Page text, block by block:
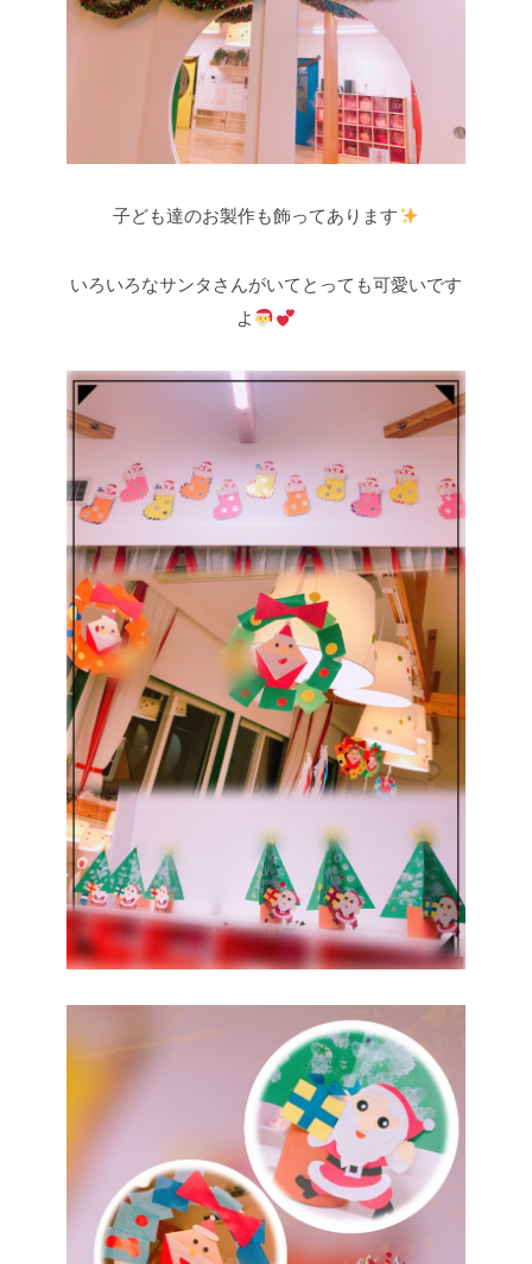
子ども達のお製作も飾ってあります
いろいろなサンタさんがいてとっても可愛いです
よ